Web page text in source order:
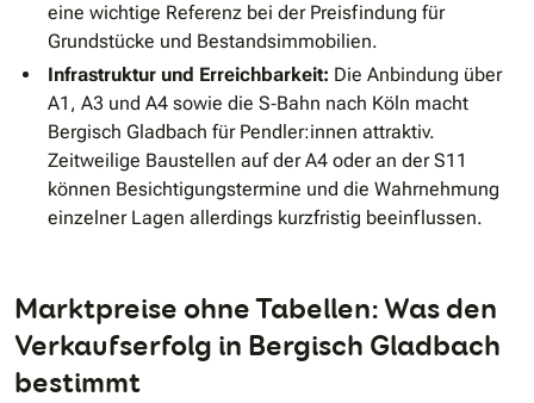
eine wichtige Referenz bei der Preisfindung für
Grundstücke und Bestandsimmobilien.
Infrastruktur und Erreichbarkeit: Die Anbindung über
A1, A3 und A4 sowie die S‐Bahn nach Köln macht
Bergisch Gladbach für Pendler:innen attraktiv.
Zeitweilige Baustellen auf der A4 oder an der S11
können Besichtigungstermine und die Wahrnehmung
einzelner Lagen allerdings kurzfristig beeinflussen.
Marktpreise ohne Tabellen: Was den
Verkaufserfolg in Bergisch Gladbach
bestimmt